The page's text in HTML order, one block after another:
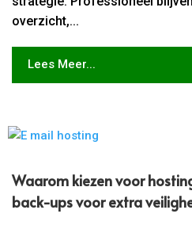
overzicht,...
Lees Meer...
Waarom kiezen voor
back-ups voor extra